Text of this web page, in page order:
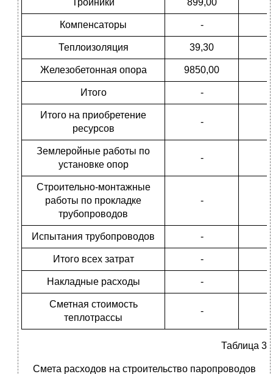
Тройники 899,00
Компенсаторы -
Теплоизоляция 39,30
Железобетонная опора 9850,00
Итого -
Итого на приобретение
ресурсов
-
Землеройные работы по
установке опор
-
Строительно-монтажные
работы по прокладке
трубопроводов
-
Испытания трубопроводов -
Итого всех затрат -
Накладные расходы -
Сметная стоимость
теплотрассы
-
Таблица 3
Смета расходов на строительство паропроводов